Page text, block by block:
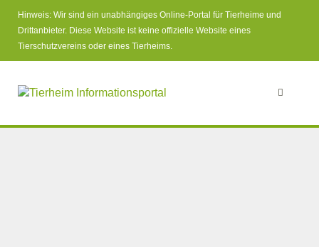
Hinweis: Wir sind ein unabhängiges Online-Portal für Tierheime und
Drittanbieter. Diese Website ist keine offizielle Website eines
Tierschutzvereins oder eines Tierheims.